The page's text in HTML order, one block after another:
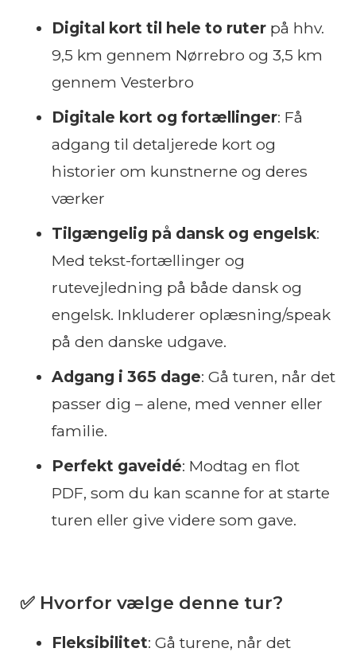
Digital kort til hele to ruter på hhv.
9,5 km gennem Nørrebro og 3,5 km
gennem Vesterbro
Digitale kort og fortællinger: Få
adgang til detaljerede kort og
historier om kunstnerne og deres
værker
Tilgængelig på dansk og engelsk:
Med tekst-fortællinger og
rutevejledning på både dansk og
engelsk. Inkluderer oplæsning/speak
på den danske udgave.
Adgang i 365 dage: Gå turen, når det
passer dig – alene, med venner eller
familie.
Perfekt gaveidé: Modtag en flot
PDF, som du kan scanne for at starte
turen eller give videre som gave.
✅ Hvorfor vælge denne tur?
Fleksibilitet: Gå turene, når det